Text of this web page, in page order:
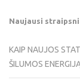
Naujausi
KAIP NAUJOS
ŠILUMOS